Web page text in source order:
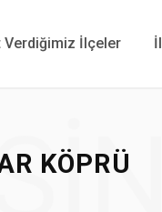
Verdiğimiz İlçeler
KÖPRÜ